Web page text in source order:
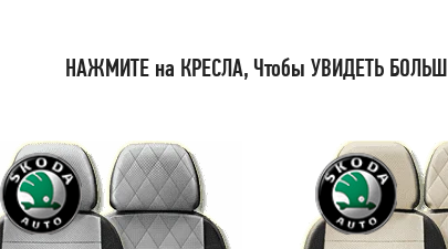
НАЖМИТЕ на КРЕСЛА, Чтобы УВИДЕТЬ